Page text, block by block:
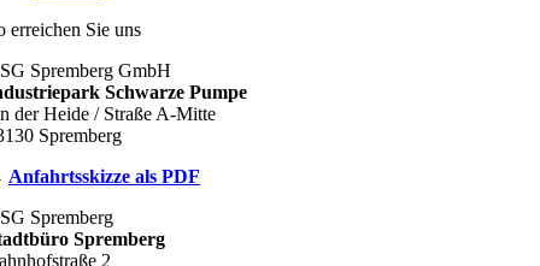
erreichen Sie uns
Spremberg GmbH
Schwarze Pumpe
der Heide / Straße A-Mitte
Spremberg
Anfahrtsskizze als PDF
Spremberg
Spremberg
2